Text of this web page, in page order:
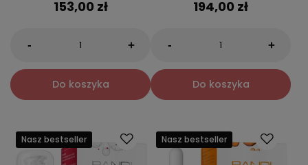
153,00 zł
- +
Do koszyka
194,00 zł
- +
Do koszyka
Nasz bestseller Nasz bestseller